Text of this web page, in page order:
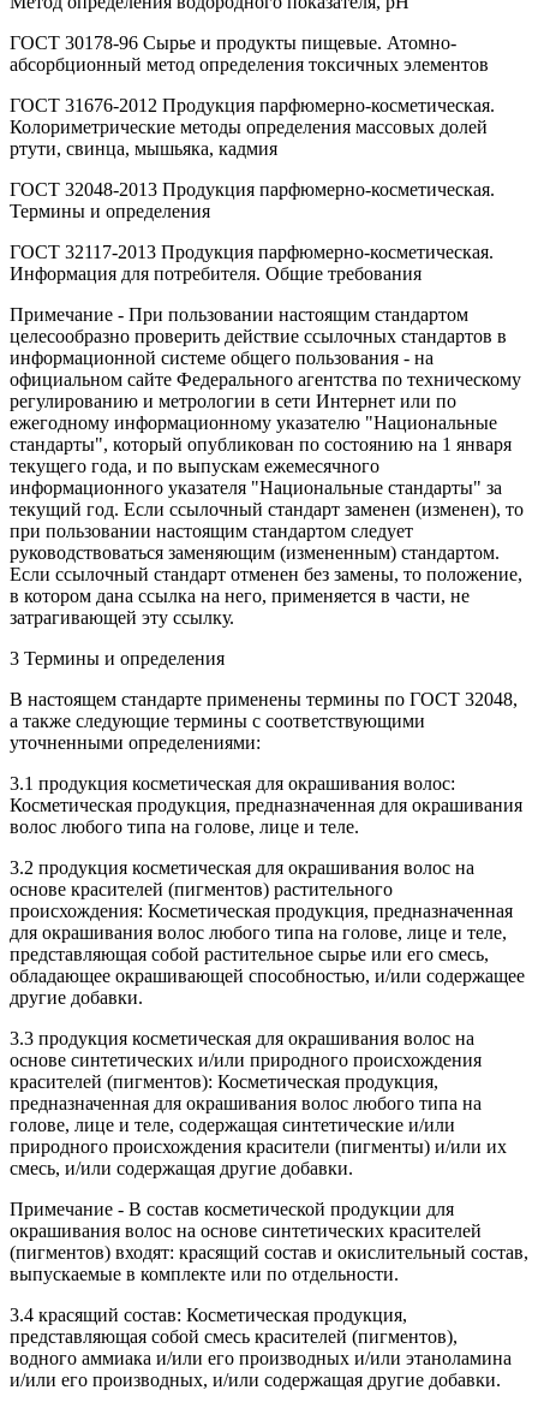
ГОСТ 30178-96 Сырье и продукты пищевые. Атомно-
абсорбционный метод определения токсичных элементов
ГОСТ 31676-2012 Продукция парфюмерно-косметическая.
Колориметрические методы определения массовых долей
ртути, свинца, мышьяка, кадмия
ГОСТ 32048-2013 Продукция парфюмерно-косметическая.
Термины и определения
ГОСТ 32117-2013 Продукция парфюмерно-косметическая.
Информация для потребителя. Общие требования
Примечание - При пользовании настоящим стандартом
целесообразно проверить действие ссылочных стандартов в
информационной системе общего пользования - на
официальном сайте Федерального агентства по техническому
регулированию и метрологии в сети Интернет или по
ежегодному информационному указателю "Национальные
стандарты", который опубликован по состоянию на 1 января
текущего года, и по выпускам ежемесячного
информационного указателя "Национальные стандарты" за
текущий год. Если ссылочный стандарт заменен (изменен), то
при пользовании настоящим стандартом следует
руководствоваться заменяющим (измененным) стандартом.
Если ссылочный стандарт отменен без замены, то положение,
в котором дана ссылка на него, применяется в части, не
затрагивающей эту ссылку.
3 Термины и определения
В настоящем стандарте применены термины по ГОСТ 32048,
а также следующие термины с соответствующими
уточненными определениями:
3.1 продукция косметическая для окрашивания волос:
Косметическая продукция, предназначенная для окрашивания
волос любого типа на голове, лице и теле.
3.2 продукция косметическая для окрашивания волос на
основе красителей (пигментов) растительного
происхождения: Косметическая продукция, предназначенная
для окрашивания волос любого типа на голове, лице и теле,
представляющая собой растительное сырье или его смесь,
обладающее окрашивающей способностью, и/или содержащее
другие добавки.
3.3 продукция косметическая для окрашивания волос на
основе синтетических и/или природного происхождения
красителей (пигментов): Косметическая продукция,
предназначенная для окрашивания волос любого типа на
голове, лице и теле, содержащая синтетические и/или
природного происхождения красители (пигменты) и/или их
смесь, и/или содержащая другие добавки.
Примечание - В состав косметической продукции для
окрашивания волос на основе синтетических красителей
(пигментов) входят: красящий состав и окислительный состав,
выпускаемые в комплекте или по отдельности.
3.4 красящий состав: Косметическая продукция,
представляющая собой смесь красителей (пигментов),
водного аммиака и/или его производных и/или этаноламина
и/или его производных, и/или содержащая другие добавки.